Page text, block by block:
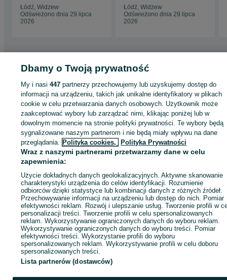
Łódź, Widzew
Odświeżono dnia 29 lipca
2026
Łódź, Widzew
Odświeżono dnia 29 lipca
2026
Strona główna Motoryzacja Opony i Felgi Opony
KATEGORIA
1052086896
Zadzwoń / SMS Wyślij wiadomość
Dbamy o Twoją prywatność
My i nasi447 partnerzy przechowujemy lub uzyskujemy dostęp do
informacji na urządzeniu, takich jak unikalne identyfikatory w plikach
cookie w celu przetwarzania danych osobowych. Użytkownik może
zaakceptować wybory lub zarządzać nimi, klikając poniżej lub w
dowolnym momencie na stronie polityki prywatności. Te wybory będą
sygnalizowane naszym partnerom i nie będą miały wpływu na dane
przeglądania. Polityka cookies, Polityka Prywatności
Wraz z naszymi partnerami przetwarzamy dane w celu
zapewnienia:
Użycie dokładnych danych geolokalizacyjnych. Aktywne skanowanie
charakterystyki urządzenia do celów identyfikacji. Rozumienie
odbiorców dzięki statystyce lub kombinacji danych z różnych źródeł.
Przechowywanie informacji na urządzeniu lub dostęp do nich. Pomiar
efektywności reklam. Rozwój i ulepszanie usług. Tworzenie profili w
personalizacji treści. Tworzenie profili w celu spersonalizowanych
reklam. Wykorzystywanie ograniczonych danych do wyboru reklam.
Wykorzystywanie ograniczonych danych do wyboru treści. Pomiar
efektywności treści. Wykorzystanie profili do wyboru
spersonalizowanych reklam. Wykorzystywanie profili w celu doboru
spersonalizowanych treści.
Lista partnerów (dostawców)